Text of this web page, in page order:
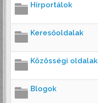
Hírportálok
Keresőoldalak
Közösségi oldalak
Blogok